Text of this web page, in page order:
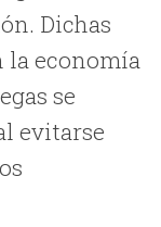
Dichas
la economía
se
evitarse